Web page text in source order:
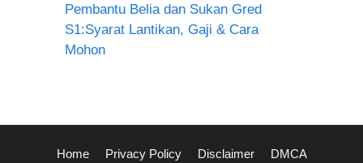
Pembantu Belia dan Sukan Gred
S1:Syarat Lantikan, Gaji & Cara
Mohon
Home Privacy Policy Disclaimer DMCA